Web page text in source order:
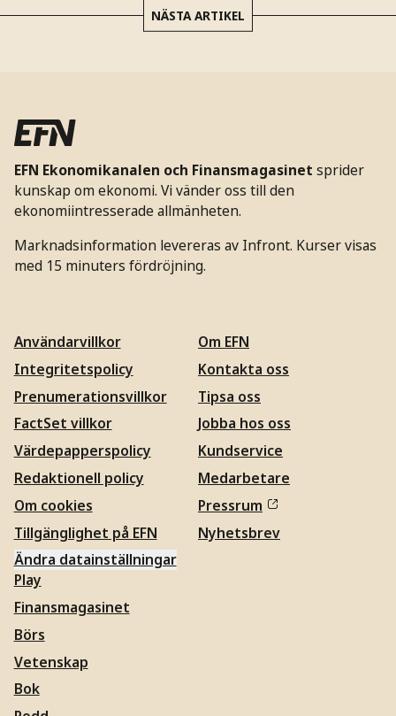
NÄSTA ARTIKEL
EFN Ekonomikanalen och Finansmagasinet sprider
kunskap om ekonomi. Vi vänder oss till den
ekonomiintresserade allmänheten.
Marknadsinformation levereras av Infront. Kurser visas
med 15 minuters fördröjning.
Användarvillkor
Integritetspolicy
Prenumerationsvillkor
FactSet villkor
Värdepapperspolicy
Redaktionell policy
Om cookies
Tillgänglighet på EFN
Ändra datainställningar
Om EFN
Kontakta oss
Tipsa oss
Jobba hos oss
Kundservice
Medarbetare
Pressrum
Nyhetsbrev
Play
Finansmagasinet
Börs
Vetenskap
Bok